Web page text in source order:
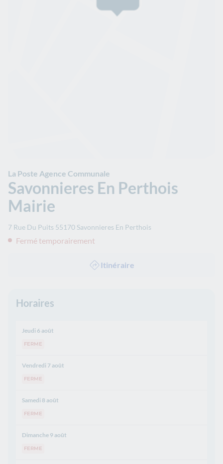
La Poste Agence Communale
Savonnieres En Perthois
Mairie
7 Rue Du Puits 55170 Savonnieres En Perthois
Fermé temporairement
Itinéraire
Horaires
Jeudi 6 août
FERME
Vendredi 7 août
FERME
Samedi 8 août
FERME
Dimanche 9 août
FERME